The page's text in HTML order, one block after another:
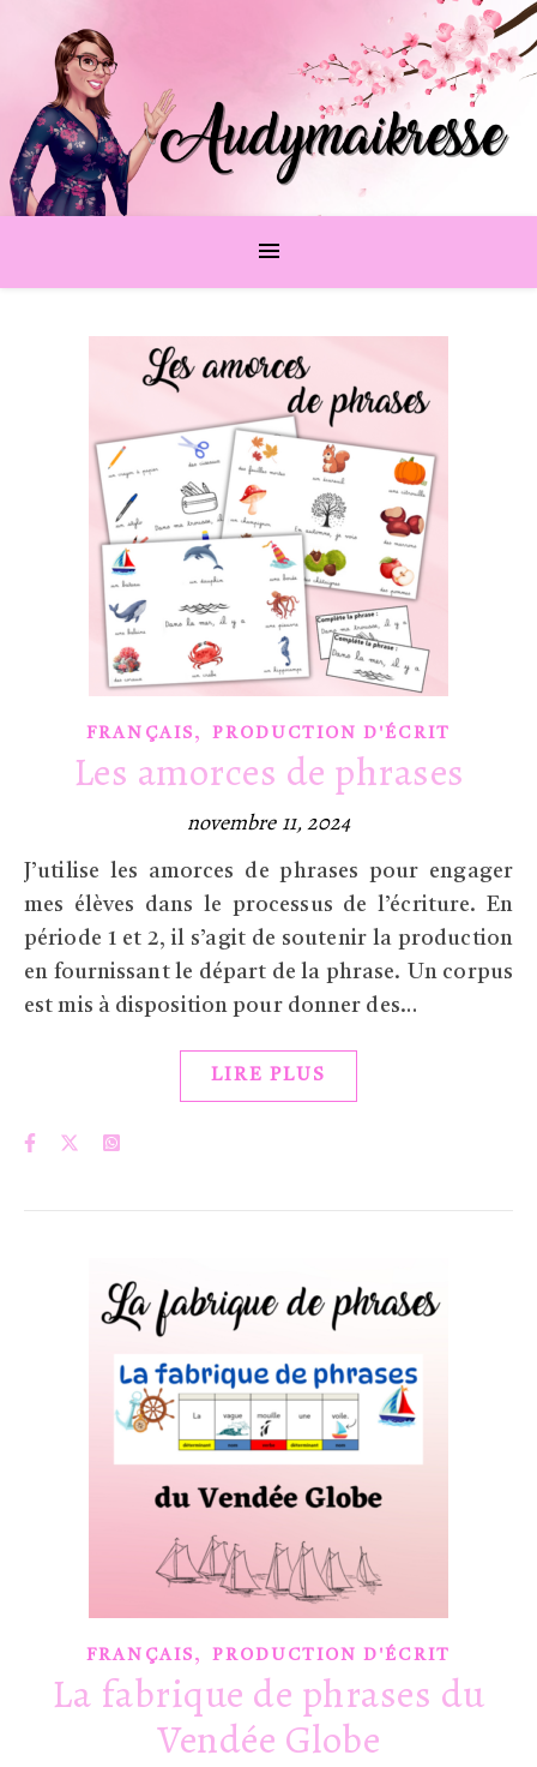
FRANÇAIS , PRODUCTION D'ÉCRIT
Les amorces de phrases
novembre 11, 2024
J’utilise les amorces de phrases pour engager
mes élèves dans le processus de l’écriture. En
période 1 et 2, il s’agit de soutenir la production
en fournissant le départ de la phrase. Un corpus
est mis à disposition pour donner des…
LIRE PLUS
FRANÇAIS , PRODUCTION D'ÉCRIT
La fabrique de phrases du
Vendée Globe